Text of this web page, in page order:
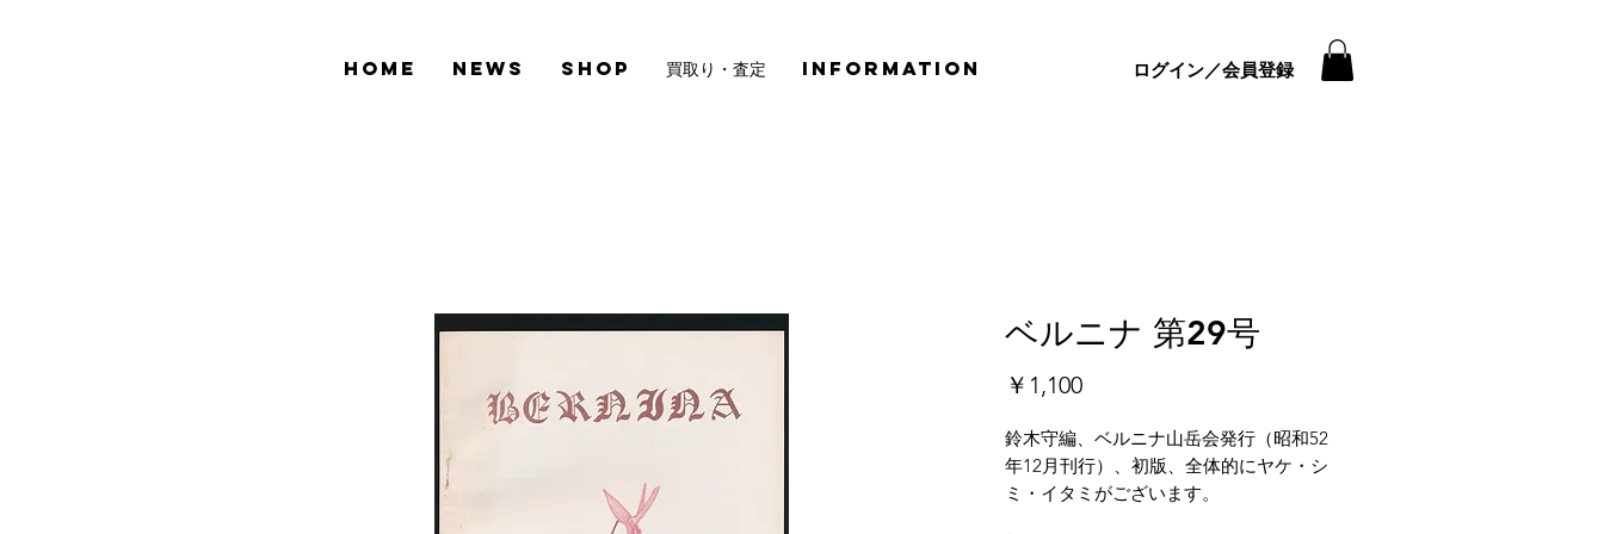
HOME NEWS SHOP 買取り・査定 INFORMATION ログイン／会員登録
ベルニナ 第29号
￥1,100価
鈴木守編、ベルニナ山岳会発行（昭和52
年12月刊行）、初版、全体的にヤケ・シ
ミ・イタミがございます。